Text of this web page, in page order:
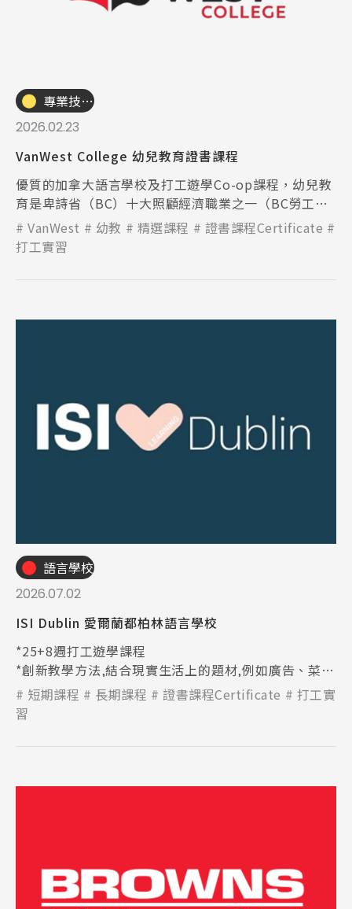
專業技職｜海外工讀
2026.02.23
VanWest College 幼兒教育證書課程
優質的加拿大語言學校及打工遊學Co-op課程，幼兒教
育是卑詩省（BC）十大照顧經濟職業之一（BC勞工市
場展望）。
VanWest 幼教 精選課程
證書課程Certificate
打工實習
語言學校
2026.07.02
ISI Dublin 愛爾蘭都柏林語言學校
*25+8週打工遊學課程
*創新教學方法,結合現實生活上的題材,例如廣告、菜
單、Youtube等資訊
短期課程 長期課程 證書課程Certificate
打工實
習